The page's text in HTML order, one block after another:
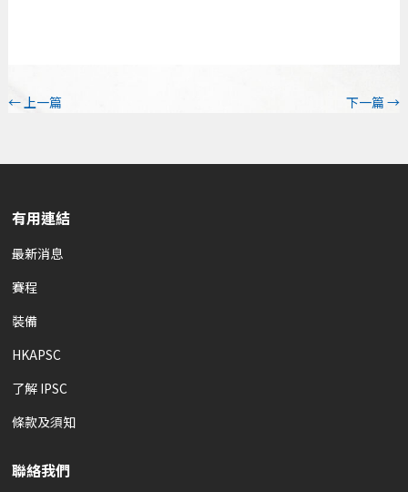
←上一篇 下一篇→
有用連結
最新消息
賽程
裝備
HKAPSC
了解 IPSC
條款及須知
聯絡我們